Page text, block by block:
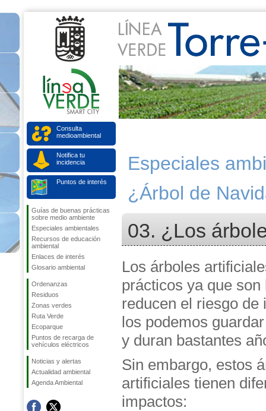
Consulta
medioambiental
Notifica tu
incidencia
Puntos de interés
Guías de buenas prácticas
sobre medio ambiente
Especiales ambientales
Recursos de educación
ambiental
Enlaces de interés
Glosario ambiental
Ordenanzas
Residuos
Zonas verdes
Ruta Verde
Ecoparque
Puntos de recarga de
vehículos eléctricos
Noticias y alertas
Actualidad ambiental
Agenda Ambiental
Especiales
¿Árbol de
03. ¿Los
Los árboles
prácticos ya que son
reducen el riesgo de
los podemos
y duran bastantes
Sin embargo, estos
artificiales tienen
impactos: